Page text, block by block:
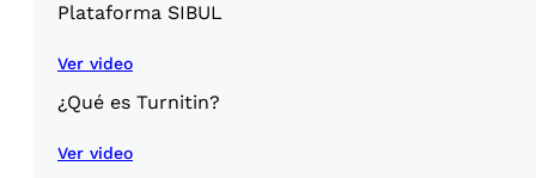
Plataforma SIBUL
Ver video
¿Qué es Turnitin?
Ver video